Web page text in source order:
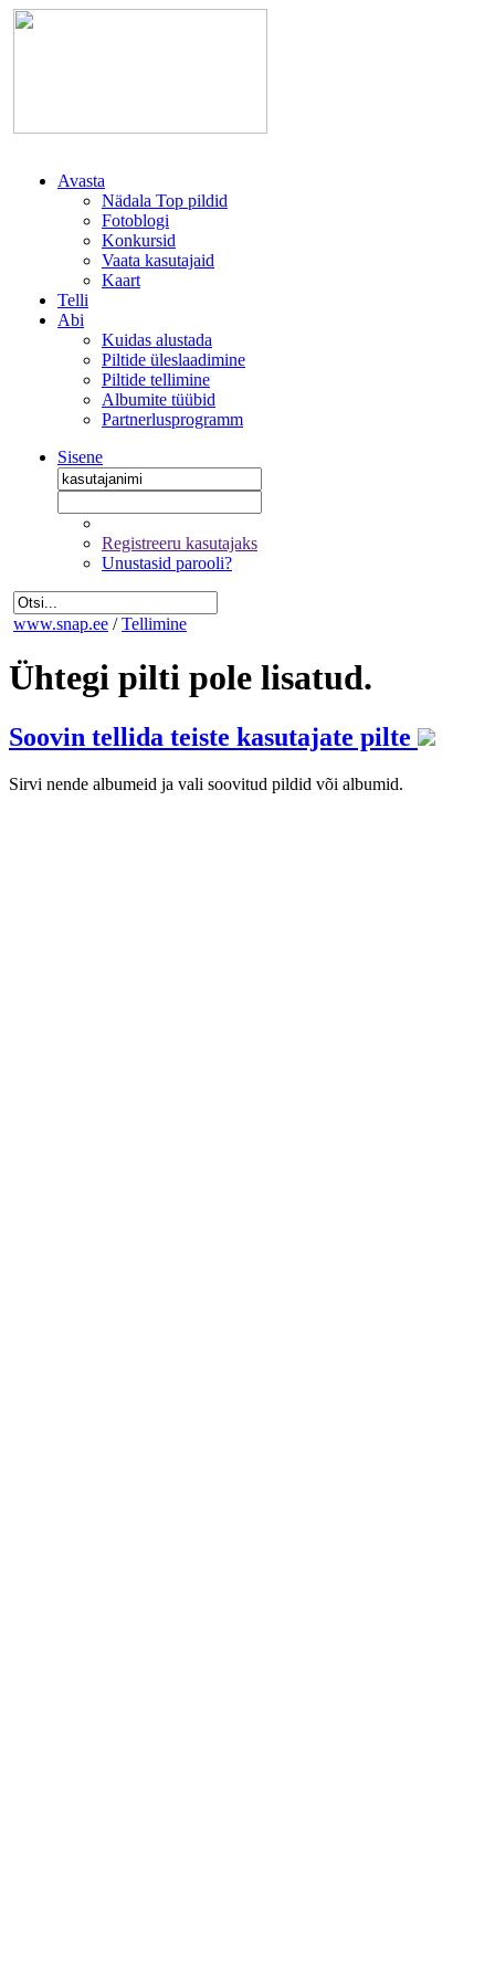
Avasta
Nädala Top pildid
Fotoblogi
Konkursid
Vaata kasutajaid
Kaart
Telli
Abi
Kuidas alustada
Piltide üleslaadimine
Piltide tellimine
Albumite tüübid
Partnerlusprogramm
Sisene
Registreeru kasutajaks
Unustasid parooli?
www.snap.ee / Tellimine
Ühtegi pilti pole lisatud.
Soovin tellida teiste kasutajate pilte
Sirvi nende albumeid ja vali soovitud pildid või albumid.